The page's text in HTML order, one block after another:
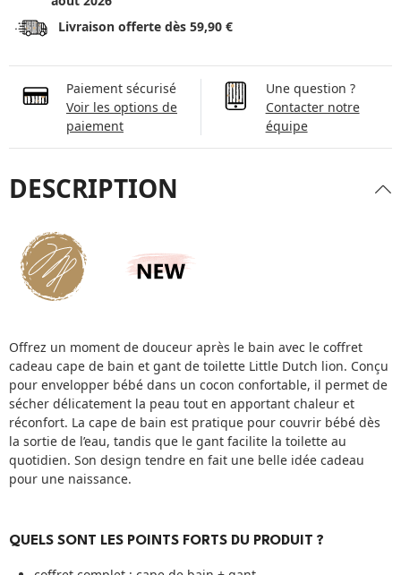
Livraison offerte dès 59,90 €
Paiement sécurisé
Voir les options de
paiement
Une question ?
Contacter notre
équipe
DESCRIPTION
Offrez un moment de douceur après le bain avec le coffret
cadeau cape de bain et gant de toilette Little Dutch lion. Conçu
pour envelopper bébé dans un cocon confortable, il permet de
sécher délicatement la peau tout en apportant chaleur et
réconfort. La cape de bain est pratique pour couvrir bébé dès
la sortie de l’eau, tandis que le gant facilite la toilette au
quotidien. Son design tendre en fait une belle idée cadeau
pour une naissance.
QUELS SONT LES POINTS FORTS DU PRODUIT ?